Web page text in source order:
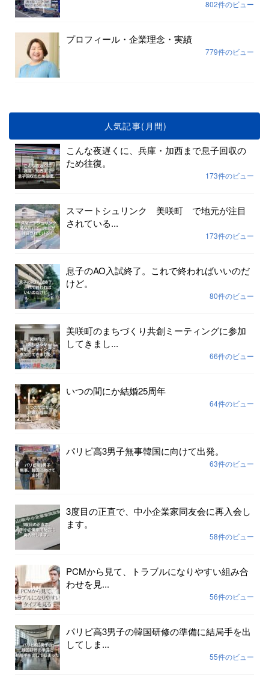
802件のビュー
プロフィール・企業理念・実績
779件のビュー
人気記事(月間)
こんな夜遅くに、兵庫・加西まで息子回収の
ため往復。
173件のビュー
スマートシュリンク 美咲町 で地元が注目
されている...
173件のビュー
息子のAO入試終了。これで終わればいいのだ
けど。
80件のビュー
美咲町のまちづくり共創ミーティングに参加
してきまし...
66件のビュー
いつの間にか結婚25周年
64件のビュー
パリピ高3男子無事韓国に向けて出発。
63件のビュー
3度目の正直で、中小企業家同友会に再入会し
ます。
58件のビュー
PCMから見て、トラブルになりやすい組み合
わせを見...
56件のビュー
パリピ高3男子の韓国研修の準備に結局手を出
してしま...
55件のビュー